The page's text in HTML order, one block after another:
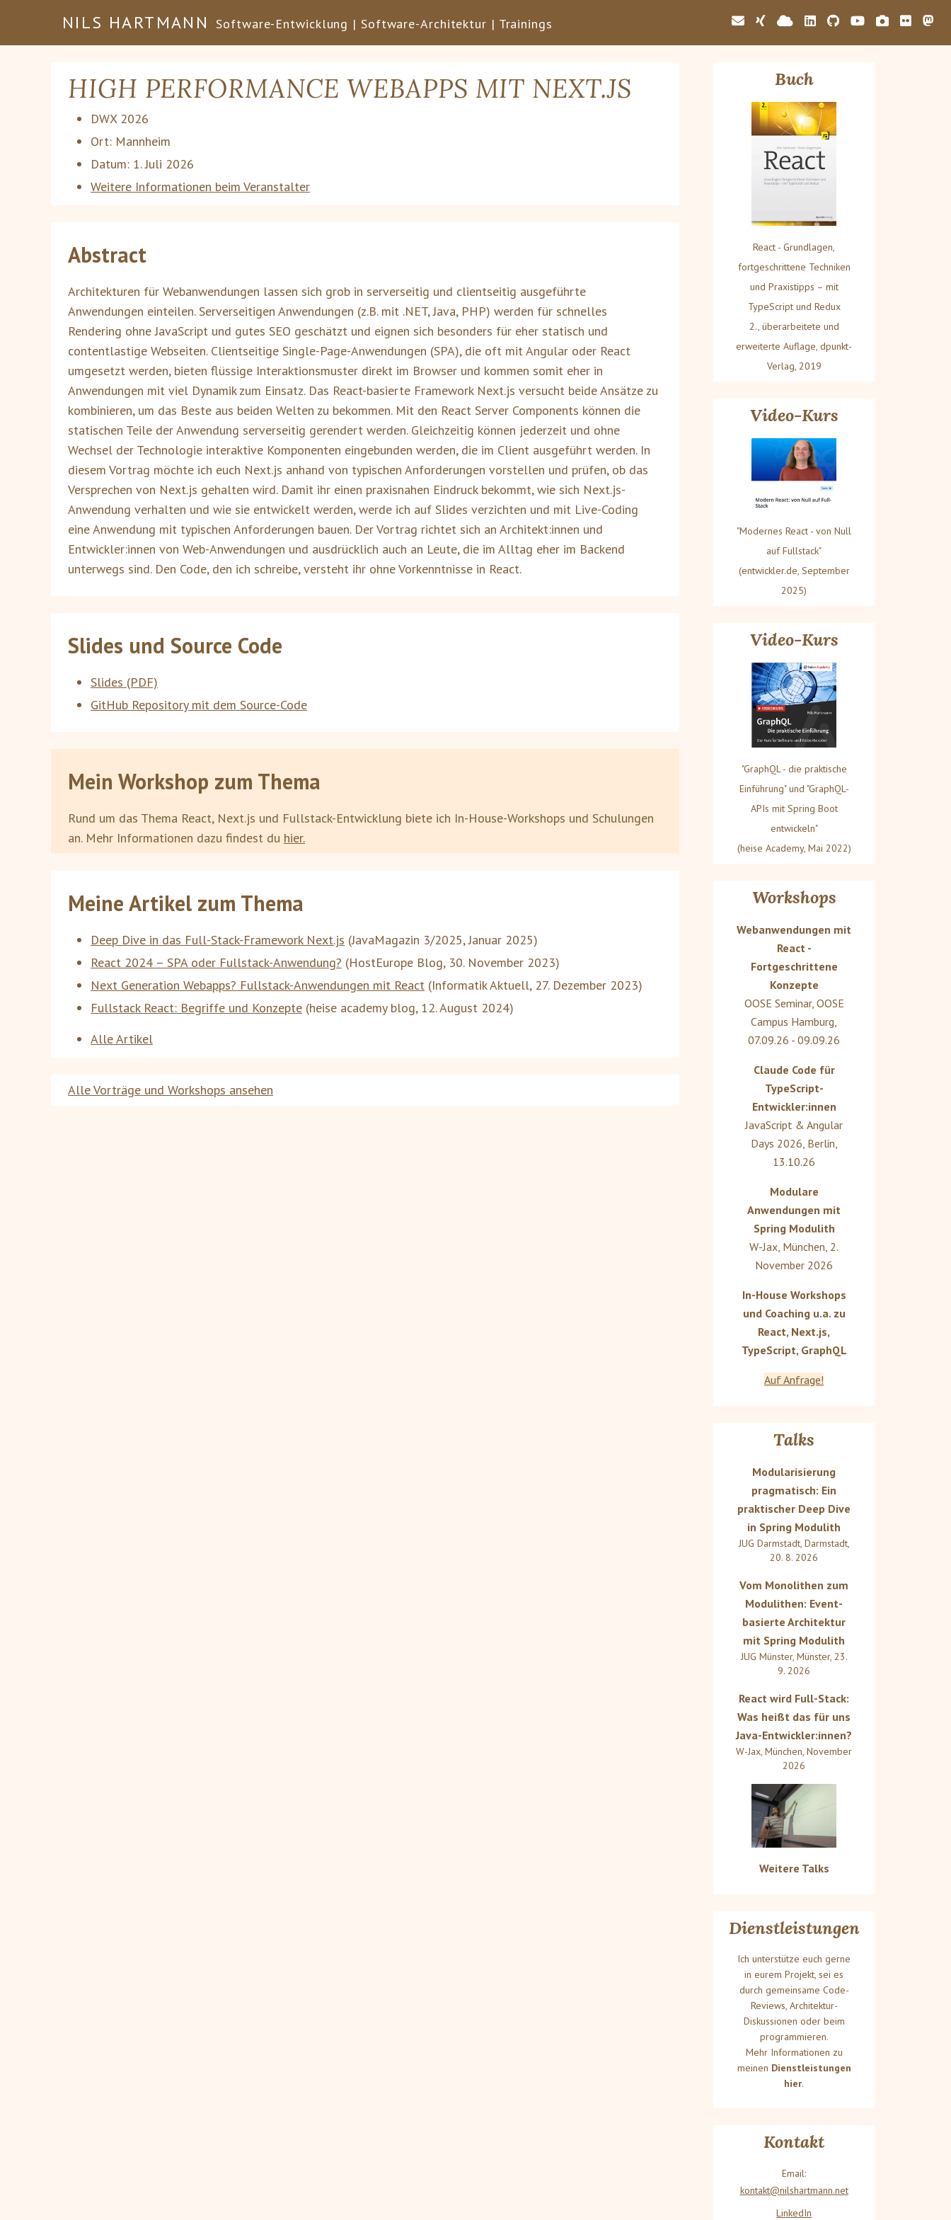
NILS HARTMANN Software-Entwicklung | Software-Architektur | Trainings
HIGH PERFORMANCE WEBAPPS MIT NEXT.JS
DWX 2026
Ort: Mannheim
Datum: 1. Juli 2026
Weitere Informationen beim Veranstalter
Abstract
Architekturen für Webanwendungen lassen sich grob in serverseitig und clientseitig ausgeführte
Anwendungen einteilen. Serverseitigen Anwendungen (z.B. mit .NET, Java, PHP) werden für schnelles
Rendering ohne JavaScript und gutes SEO geschätzt und eignen sich besonders für eher statisch und
contentlastige Webseiten. Clientseitige Single-Page-Anwendungen (SPA), die oft mit Angular oder React
umgesetzt werden, bieten flüssige Interaktionsmuster direkt im Browser und kommen somit eher in
Anwendungen mit viel Dynamik zum Einsatz. Das React-basierte Framework Next.js versucht beide Ansätze zu
kombinieren, um das Beste aus beiden Welten zu bekommen. Mit den React Server Components können die
statischen Teile der Anwendung serverseitig gerendert werden. Gleichzeitig können jederzeit und ohne
Wechsel der Technologie interaktive Komponenten eingebunden werden, die im Client ausgeführt werden. In
diesem Vortrag möchte ich euch Next.js anhand von typischen Anforderungen vorstellen und prüfen, ob das
Versprechen von Next.js gehalten wird. Damit ihr einen praxisnahen Eindruck bekommt, wie sich Next.js-
Anwendung verhalten und wie sie entwickelt werden, werde ich auf Slides verzichten und mit Live-Coding
eine Anwendung mit typischen Anforderungen bauen. Der Vortrag richtet sich an Architekt:innen und
Entwickler:innen von Web-Anwendungen und ausdrücklich auch an Leute, die im Alltag eher im Backend
unterwegs sind. Den Code, den ich schreibe, versteht ihr ohne Vorkenntnisse in React.
Slides und Source Code
Slides (PDF)
GitHub Repository mit dem Source-Code
Mein Workshop zum Thema
Rund um das Thema React, Next.js und Fullstack-Entwicklung biete ich In-House-Workshops und Schulungen
an. Mehr Informationen dazu findest du hier.
Meine Artikel zum Thema
Deep Dive in das Full-Stack-Framework Next.js (JavaMagazin 3/2025, Januar 2025)
React 2024 – SPA oder Fullstack-Anwendung? (HostEurope Blog, 30. November 2023)
Next Generation Webapps? Fullstack-Anwendungen mit React (Informatik Aktuell, 27. Dezember 2023)
Fullstack React: Begriffe und Konzepte (heise academy blog, 12. August 2024)
Alle Artikel
Alle Vorträge und Workshops ansehen
Buch
React - Grundlagen,
fortgeschrittene Techniken
und Praxistipps – mit
TypeScript und Redux
2., überarbeitete und
erweiterte Auflage, dpunkt-
Verlag, 2019
Video-Kurs
"Modernes React - von Null
auf Fullstack"
(entwickler.de, September
2025)
Video-Kurs
"GraphQL - die praktische
Einführung" und "GraphQL-
APIs mit Spring Boot
entwickeln"
(heise Academy, Mai 2022)
Workshops
Webanwendungen mit
React -
Fortgeschrittene
Konzepte
OOSE Seminar, OOSE
Campus Hamburg
07.09.26 - 09.09.26
Claude Code für
TypeScript-
Entwickler:innen
JavaScript & Angular
Days 2026 Berlin
13.10.26
Modulare
Anwendungen mit
Spring Modulith
W-Jax München 2.
November 2026
In-House Workshops
und Coaching u.a. zu
React, Next.js,
TypeScript, GraphQL
Auf Anfrage!
Talks
Modularisierung
pragmatisch: Ein
praktischer Deep Dive
in Spring Modulith
JUG Darmstadt, Darmstadt,
20. 8. 2026
Vom Monolithen zum
Modulithen: Event-
basierte Architektur
mit Spring Modulith
JUG Münster, Münster, 23.
9. 2026
React wird Full-Stack:
Was heißt das für uns
Java-Entwickler:innen?
W-Jax, München, November
2026
Weitere Talks
Dienstleistungen
Ich unterstütze euch gerne
in eurem Projekt, sei es
durch gemeinsame Code-
Reviews, Architektur-
Diskussionen oder beim
programmieren.
Mehr Informationen zu
meinen Dienstleistungen
hier.
Kontakt
Email:
kontakt@nilshartmann.net
LinkedIn